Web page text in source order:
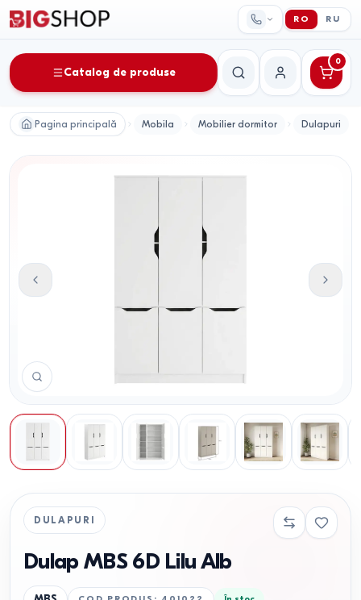
RO RU
Catalog de produse
CăutareContul meu
0
Pagina principală Mobila Mobilier dormitor Dulapuri
DULAPURI
Dulap MBS 6D Lilu Alb